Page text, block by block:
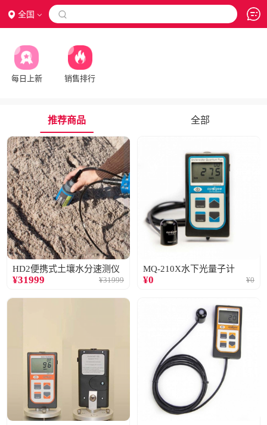
全国 
每日上新 销售排行
推荐商品 全部
HD2便携式土壤水分速测仪
¥31999 ¥31999
MQ-210X水下光量子计
¥0 ¥0